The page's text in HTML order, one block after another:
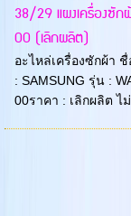
38/29 แผงเครื่องซัก
00 (เลิกผลิต)
อะไหล่เครื่องซักผ้า
: SAMSUNG รุ่น :
00ราคา : เลิกผลิต ไม่